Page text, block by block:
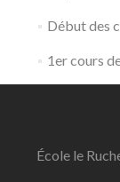
Début des
1er cours
École le